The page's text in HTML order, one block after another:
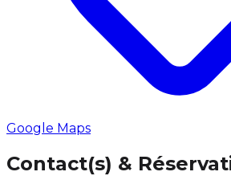
Google Maps
Contact(s) &